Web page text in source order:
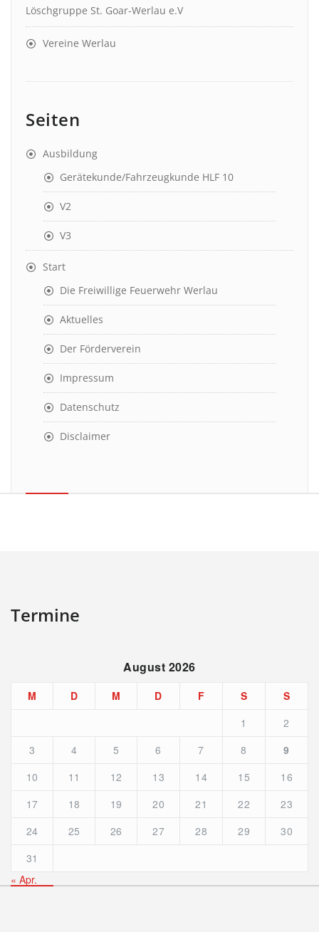
Löschgruppe St. Goar-Werlau e.V
Vereine Werlau
Seiten
Ausbildung
Gerätekunde/Fahrzeugkunde HLF 10
V2
V3
Start
Die Freiwillige Feuerwehr Werlau
Aktuelles
Der Förderverein
Impressum
Datenschutz
Disclaimer
Termine
August 2026
M D M D F S
S
1
2
3
4 5 6 7 8
9
10
11 12 13 14 15
16
17
18 19 20 21 22
23
24
25 26 27 28 29
30
31
« Apr.